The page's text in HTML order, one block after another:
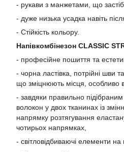
- рукави з манжетами, що
- дуже низька усадка навіть
- Стійкість кольору.
Напівкомбінезон CLASSIC
- професійне пошиття та
- чорна ластівка, потрійні шви
що зміцнюють місця, особливо
- завдяки правильно підібраним
волокон у двох тканинах із
напрямку розтягування
чотирьох напрямках,
- світловідбиваючі елементи на